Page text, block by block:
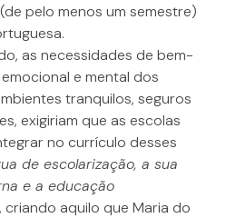
pelo menos um semestre)
as necessidades de bem-
e mental dos
tranquilos, seguros
exigiriam que as escolas
no currículo desses
de escolarização, a sua
e a educação
, criando aquilo que Maria do